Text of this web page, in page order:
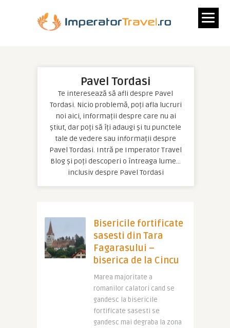
Pavel Tordasi
Te interesează să afli despre Pavel
Tordasi. Nicio problemă, poți afla lucruri
noi aici, informații despre care nu ai
știut, dar poți să îți adaugi și tu punctele
tale de vedere sau informații despre
Pavel Tordasi. Intră pe Imperator Travel
Blog și poți descoperi o întreaga lume…
inclusiv despre Pavel Tordasi
Bisericile fortificate
sasesti din Tara
Fagarasului –
biserica de la Cincu
Marea majoritate a
romanilor calatori cand se
gandesc la bisericile
fortificate sasesti se
gandesc mai degraba la zona